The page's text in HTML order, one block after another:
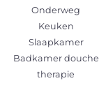
Onderweg
Keuken
Slaapkamer
Badkamer douche
therapie